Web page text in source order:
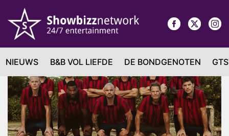
NIEUWS B&B VOL LIEFDE DE BONDGENOTEN